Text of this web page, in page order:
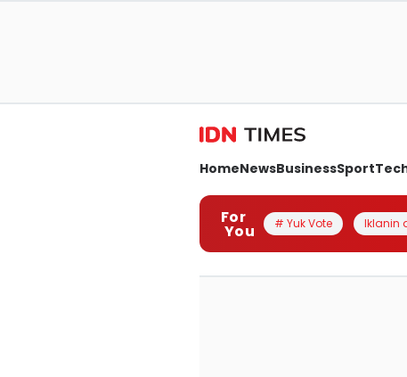
HomeNewsBusinessSport
For
You # Yuk Vote Iklanin